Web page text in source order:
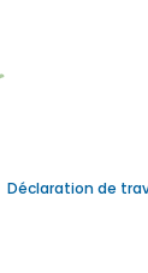
Déclaration de